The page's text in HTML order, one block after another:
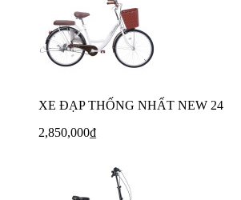
XE ĐẠP THỐNG NHẤT NEW 24
2,850,000₫